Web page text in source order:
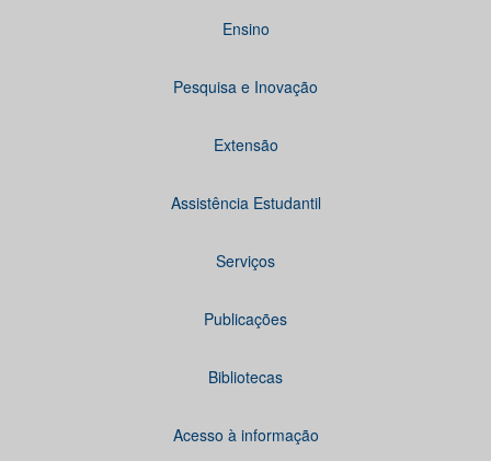
Ensino
Pesquisa e Inovação
Extensão
Assistência Estudantil
Serviços
Publicações
Bibliotecas
Acesso à informação